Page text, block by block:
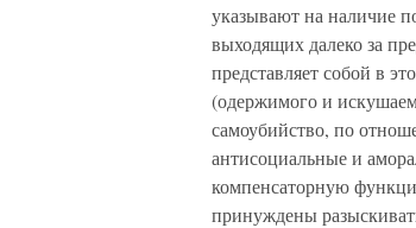
указывают на наличие
выходящих далеко за
представляет собой в
(одержимого и
самоубийство, по
антисоциальные и
компенсаторную
принуждены